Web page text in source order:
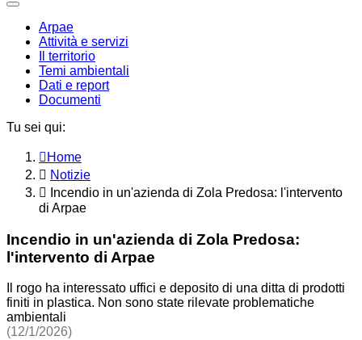
chiudi
Arpae
Attività e servizi
Il territorio
Temi ambientali
Dati e report
Documenti
Tu sei qui:
Home
Notizie
Incendio in un'azienda di Zola Predosa: l'intervento
di Arpae
Incendio in un'azienda di Zola Predosa:
l'intervento di Arpae
Il rogo ha interessato uffici e deposito di una ditta di prodotti
finiti in plastica. Non sono state rilevate problematiche
ambientali
(12/1/2026)